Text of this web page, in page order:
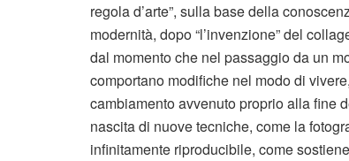
regola d’arte”, sulla base della
modernità, dopo “l’invenzione” del
dal momento che nel passaggio da un
comportano modifiche nel modo di
cambiamento avvenuto proprio alla fine
nascita di nuove tecniche, come la
infinitamente riproducibile, come